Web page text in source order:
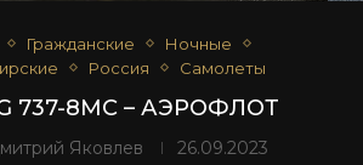
Гражданские
Ночные
Россия Самолеты
737-8MC – АЭРОФЛОТ
Яковлев 26.09.2023